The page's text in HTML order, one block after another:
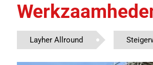
Layher Allround